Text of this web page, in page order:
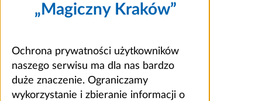
„Magiczny Kraków”
Ochrona prywatności użytkowników
naszego serwisu ma dla nas bardzo
duże znaczenie. Ograniczamy
wykorzystanie i zbieranie informacji o